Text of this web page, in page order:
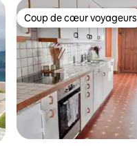
Coup de cœur voyageurs
Coup de cœur voyageurs